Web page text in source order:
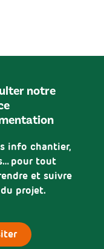
notre
info chantier,
pour tout
et suivre
projet.